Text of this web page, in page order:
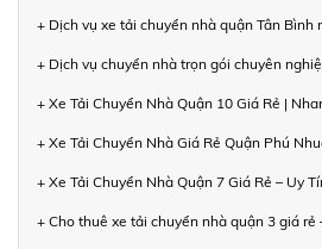
+ Dịch vụ xe tải chuyển nhà quận Tân Bình
+ Dịch vụ chuyển nhà trọn gói chuyên
+ Xe Tải Chuyển Nhà Quận 10 Giá Rẻ |
+ Xe Tải Chuyển Nhà Giá Rẻ Quận Phú
+ Xe Tải Chuyển Nhà Quận 7 Giá Rẻ – Uy
+ Cho thuê xe tải chuyển nhà quận 3 giá rẻ